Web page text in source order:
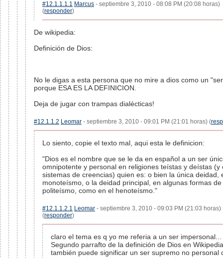
#12.1.1.1.1 Marcus - septiembre 3, 2010 - 08:08 PM (20:08 horas)
(responder)
De wikipedia:
Definición de Dios:
No le digas a esta persona que no mire a dios como un
porque ESA ES LA DEFINICION.
Deja de jugar con trampas dialécticas!
#12.1.1.2 Leomar - septiembre 3, 2010 - 09:01 PM (21:01 horas) (
Lo siento, copie el texto mal, aqui esta le definicion:
"Dios es el nombre que se le da en español a un ser
omnipotente y personal en religiones teístas y deístas (y
sistemas de creencias) quien es: o bien la única deidad,
monoteísmo, o la deidad principal, en algunas formas de
politeísmo, como en el henoteísmo."
#12.1.1.2.1 Leomar - septiembre 3, 2010 - 09:03 PM (21:03 horas)
(responder)
claro el tema es q yo me referia a un ser impersonal...
Segundo parrafto de la definición de Dios en
también puede significar un ser supremo no personal